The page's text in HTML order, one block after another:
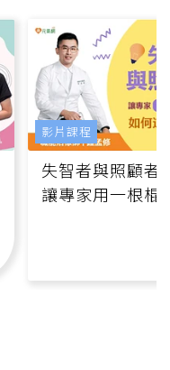
失智者與照顧者
讓專家用一根棍
影片課程